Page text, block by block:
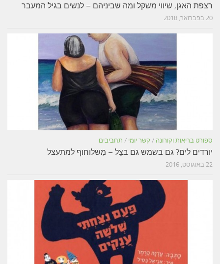
רצפת האגן, שיווי משקל ומה שביניהם – לנשים בגיל המעבר
20 בפברואר, 2018
ספורט בריאות וקורונה / קשר יומי / תחביבים
יורדים לים? גם בשמש גם בּצֵל – מִשלוחוף למתעצל
22 באוגוסט, 2016